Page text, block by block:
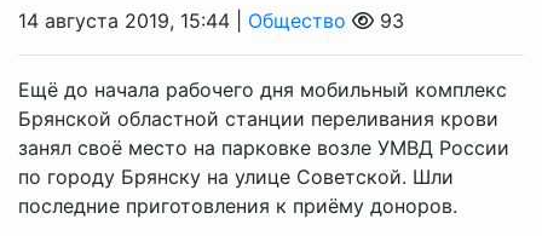
14 августа 2019, 15:44 | Общество 93
Ещё до начала рабочего дня мобильный комплекс
Брянской областной станции переливания крови
занял своё место на парковке возле УМВД России
по городу Брянску на улице Советской. Шли
последние приготовления к приёму доноров.